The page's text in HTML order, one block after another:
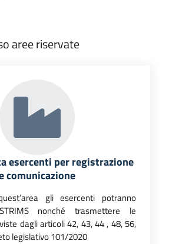
aree riservate
esercenti per registrazione
comunicazione
gli esercenti potranno
nonché trasmettere le
dagli articoli 42, 43, 44 , 48, 56,
legislativo 101/2020